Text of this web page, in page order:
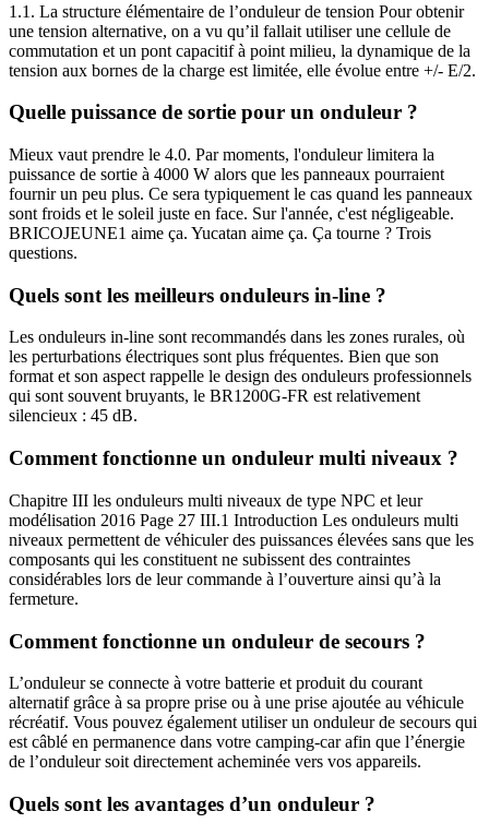
1.1. La structure élémentaire de l’onduleur de tension Pour obtenir
une tension alternative, on a vu qu’il fallait utiliser une cellule de
commutation et un pont capacitif à point milieu, la dynamique de la
tension aux bornes de la charge est limitée, elle évolue entre +/- E/2.
Quelle puissance de sortie pour un onduleur ?
Mieux vaut prendre le 4.0. Par moments, l'onduleur limitera la
puissance de sortie à 4000 W alors que les panneaux pourraient
fournir un peu plus. Ce sera typiquement le cas quand les panneaux
sont froids et le soleil juste en face. Sur l'année, c'est négligeable.
BRICOJEUNE1 aime ça. Yucatan aime ça. Ça tourne ? Trois
questions.
Quels sont les meilleurs onduleurs in-line ?
Les onduleurs in-line sont recommandés dans les zones rurales, où
les perturbations électriques sont plus fréquentes. Bien que son
format et son aspect rappelle le design des onduleurs professionnels
qui sont souvent bruyants, le BR1200G-FR est relativement
silencieux : 45 dB.
Comment fonctionne un onduleur multi niveaux ?
Chapitre III les onduleurs multi niveaux de type NPC et leur
modélisation 2016 Page 27 III.1 Introduction Les onduleurs multi
niveaux permettent de véhiculer des puissances élevées sans que les
composants qui les constituent ne subissent des contraintes
considérables lors de leur commande à l’ouverture ainsi qu’à la
fermeture.
Comment fonctionne un onduleur de secours ?
L’onduleur se connecte à votre batterie et produit du courant
alternatif grâce à sa propre prise ou à une prise ajoutée au véhicule
récréatif. Vous pouvez également utiliser un onduleur de secours qui
est câblé en permanence dans votre camping-car afin que l’énergie
de l’onduleur soit directement acheminée vers vos appareils.
Quels sont les avantages d’un onduleur ?